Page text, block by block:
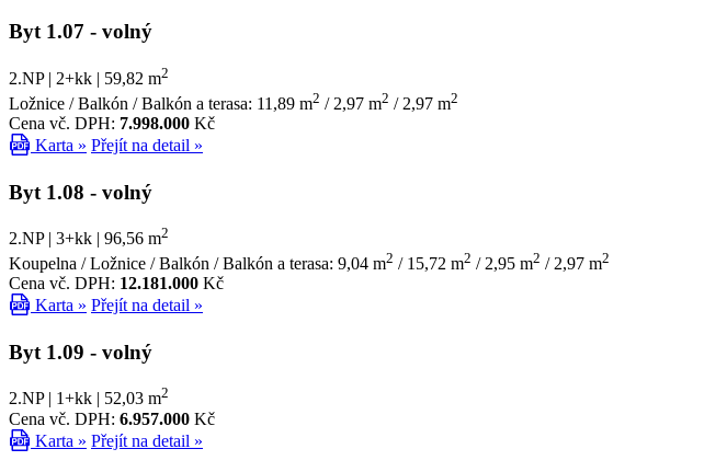
Byt 1.07 - volný
2.NP | 2+kk | 59,82 m2
Ložnice / Balkón / Balkón a terasa: 11,89 m2 / 2,97 m2 / 2,97 m2
Cena vč. DPH: 7.998.000 Kč
Karta » Přejít na detail »
Byt 1.08 - volný
2.NP | 3+kk | 96,56 m2
Koupelna / Ložnice / Balkón / Balkón a terasa: 9,04 m2 / 15,72 m2 / 2,95 m2 / 2,97 m2
Cena vč. DPH: 12.181.000 Kč
Karta » Přejít na detail »
Byt 1.09 - volný
2.NP | 1+kk | 52,03 m2
Cena vč. DPH: 6.957.000 Kč
Karta » Přejít na detail »